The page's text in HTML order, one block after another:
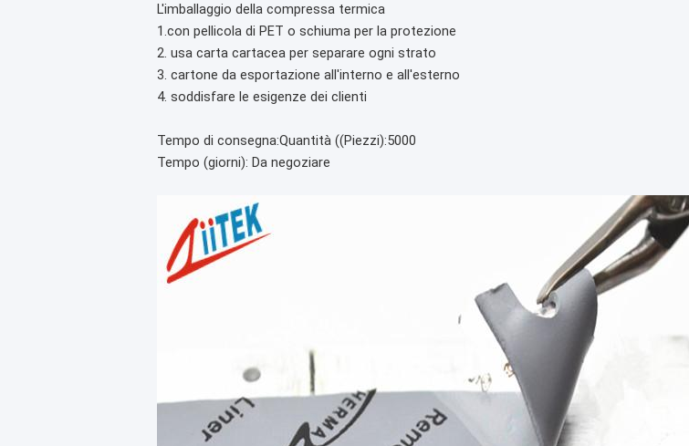
L'imballaggio della compressa termica
1.con pellicola di PET o schiuma per la protezione
2. usa carta cartacea per separare ogni strato
3. cartone da esportazione all'interno e all'esterno
4. soddisfare le esigenze dei clienti
Tempo di consegna:Quantità ((Piezzi):5000
Tempo (giorni): Da negoziare